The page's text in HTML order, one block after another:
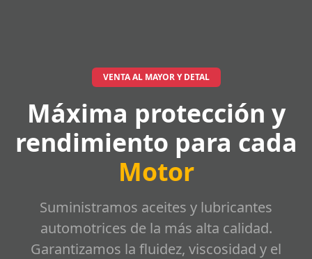
VENTA AL MAYOR Y DETAL
Máxima protección y
rendimiento para cada
Motor
Suministramos aceites y lubricantes
automotrices de la más alta calidad.
Garantizamos la fluidez, viscosidad y el